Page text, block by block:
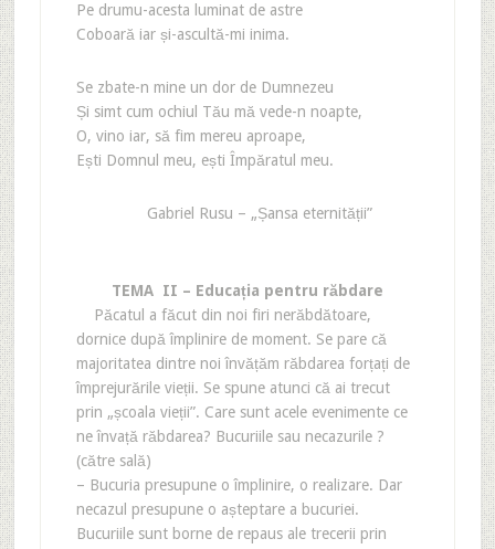
Pe drumu-acesta luminat de astre
Coboară iar și-ascultă-mi inima.
Se zbate-n mine un dor de Dumnezeu
Și simt cum ochiul Tău mă vede-n noapte,
O, vino iar, să fim mereu aproape,
Ești Domnul meu, ești Împăratul meu.
Gabriel Rusu – „Șansa eternității”
TEMA II – Educația pentru răbdare
Păcatul a făcut din noi firi nerăbdătoare,
dornice după împlinire de moment. Se pare că
majoritatea dintre noi învățăm răbdarea forțați de
împrejurările vieții. Se spune atunci că ai trecut
prin „școala vieții”. Care sunt acele evenimente ce
ne învață răbdarea? Bucuriile sau necazurile ?
(către sală)
– Bucuria presupune o împlinire, o realizare. Dar
necazul presupune o așteptare a bucuriei.
Bucuriile sunt borne de repaus ale trecerii prin